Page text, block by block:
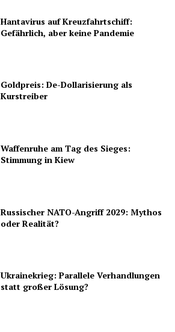
Hantavirus auf Kreuzfahrtschiff:
Gefährlich, aber keine Pandemie
Goldpreis: De-Dollarisierung als
Kurstreiber
Waffenruhe am Tag des Sieges:
Stimmung in Kiew
Russischer NATO-Angriff 2029: Mythos
oder Realität?
Ukrainekrieg: Parallele Verhandlungen
statt großer Lösung?